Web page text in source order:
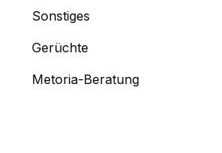
Sonstiges
Gerüchte
Metoria-Beratung